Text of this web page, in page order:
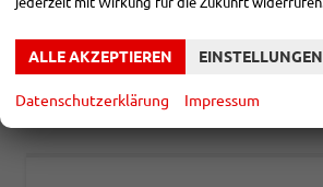
incl. 19% MwSt.
Verbrauch kombiniert:
6,70 l/100km
CO2-Emissionen:137,00 g/km
ALLE AKZEPTIEREN EINSTELLUNGEN
Datenschutzerklärung Impressum